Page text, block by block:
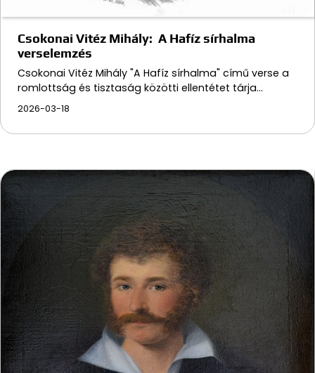
Csokonai Vitéz Mihály: A Hafíz sírhalma
verselemzés
Csokonai Vitéz Mihály "A Hafíz sírhalma" című verse a
romlottság és tisztaság közötti ellentétet tárja…
2026-03-18